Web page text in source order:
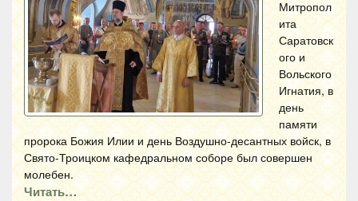
Митропол
ита
Саратовск
ого и
Вольского
Игнатия, в
день
памяти
пророка Божия Илии и день Воздушно-десантных войск, в
Свято-Троицком кафедральном соборе был совершен
молебен.
Читать…